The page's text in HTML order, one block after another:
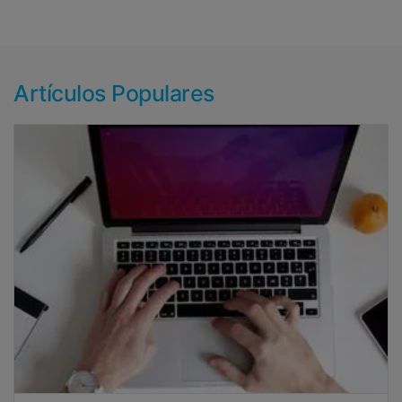
Artículos Populares